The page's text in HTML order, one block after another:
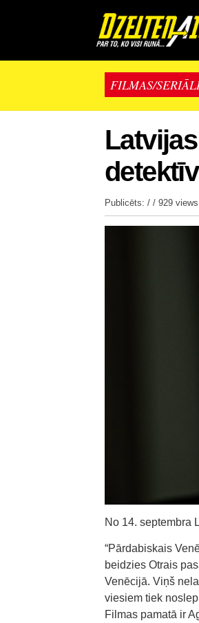
FILMAS/
Publicēts: / / 929 views
No 14. septembra
“Pārdabiskais
beidzies Otrais
Venēcijā. Viņš
viesiem tiek
Filmas pamatā ir